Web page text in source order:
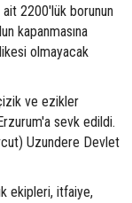
ait 2200'lük borunun
kapanmasına
olmayacak
ve ezikler
sevk edildi.
Uzundere Devlet
ekipleri, itfaiye,